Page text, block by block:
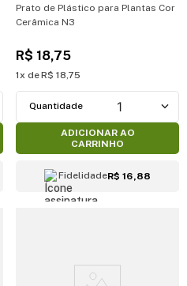
Prato de Plástico para Plantas Cor
Cerâmica N3
R$ 18,75
1 R$ 18,75
1
ADICIONAR AO
CARRINHO
FidelidadeR$ 16,88